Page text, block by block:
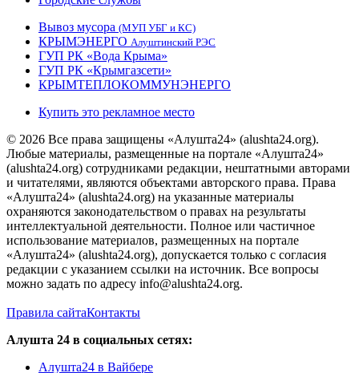
Вывоз мусора (МУП УБГ и КС)
КРЫМЭНЕРГО Алуштинский РЭС
ГУП РК «Вода Крыма»
ГУП РК «Крымгазсети»
КРЫМТЕПЛОКОММУНЭНЕРГО
Купить это рекламное место
© 2026 Все права защищены «Алушта24» (alushta24.org).
Любые материалы, размещенные на портале «Алушта24»
(alushta24.org) сотрудниками редакции, нештатными авторами
и читателями, являются объектами авторского права. Права
«Алушта24» (alushta24.org) на указанные материалы
охраняются законодательством о правах на результаты
интеллектуальной деятельности. Полное или частичное
использование материалов, размещенных на портале
«Алушта24» (alushta24.org), допускается только с согласия
редакции с указанием ссылки на источник. Все вопросы
можно задать по адресу info@alushta24.org.
Правила сайтаКонтакты
Алушта 24 в социальных сетях:
Алушта24 в Вайбере